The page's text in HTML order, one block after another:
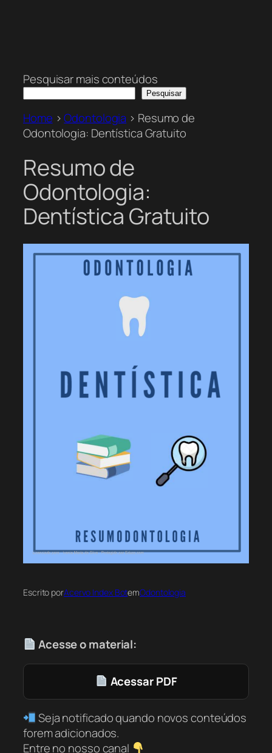
Pesquisar mais conteúdos
Pesquisar
Home >Odontologia > Resumo de
Odontologia: Dentística Gratuito
Resumo de
Odontologia:
Dentística Gratuito
Escrito porAcervo Index BotemOdontologia
Acesse o material:
Acessar PDF
Seja notificado quando novos conteúdos
forem adicionados.
Entre no nosso canal